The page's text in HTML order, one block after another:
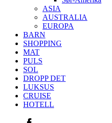
ASIA
AUSTRALIA
EUROPA
BARN
SHOPPING
MAT
PULS
SOL
DROPP DET
LUKSUS
CRUISE
HOTELL
Facebook